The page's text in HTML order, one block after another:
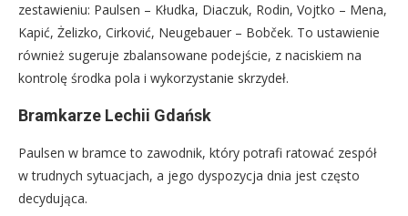
zestawieniu: Paulsen – Kłudka, Diaczuk, Rodin, Vojtko – Mena,
Kapić, Żelizko, Cirković, Neugebauer – Bobček. To ustawienie
również sugeruje zbalansowane podejście, z naciskiem na
kontrolę środka pola i wykorzystanie skrzydeł.
Bramkarze Lechii Gdańsk
Paulsen w bramce to zawodnik, który potrafi ratować zespół
w trudnych sytuacjach, a jego dyspozycja dnia jest często
decydująca.